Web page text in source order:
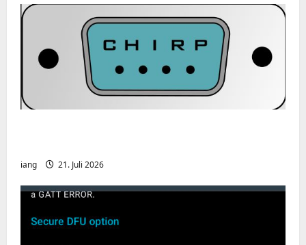
iang 21. Juli 2026